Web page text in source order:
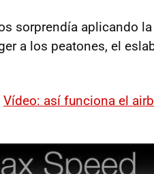
sorprendía aplicando
a los peatones, el
Vídeo: así funciona el